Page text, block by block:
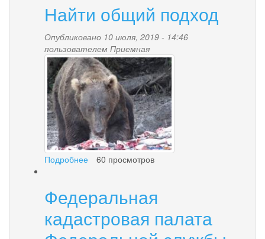
прекращении
движения
Найти общий подход
Опубликовано 10 июля, 2019 - 14:46
пользователем Приемная
image.jpg
Подробнее
подход
60 просмотров
Федеральная
кадастровая палата